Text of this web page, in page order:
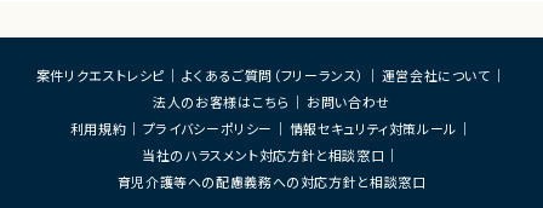
運用・改善
・SREの観点からの信頼性向上施策の企画・
・開発チーム向けプラットフォームの改善お
よび運用支援
・工場向けシステム開発チームの生産性向
支援
クログ管理支援
・非エンジニアPOへの技術
の翻訳支援
・ゴールやスコープのチーム
・他スクラムマスターとのナ
織的なアジャイル推進施策の
案件リクエストレシピ よくあるご質問（フリーランス）
運営会社について
法人のお客様はこちら
お問い合わせ
利用規約
プライバシーポリシー
情報セキュリティ対策ルール
当社のハラスメント対応方針と相談窓口
育児介護等への配慮義務への対応方針と相談窓口